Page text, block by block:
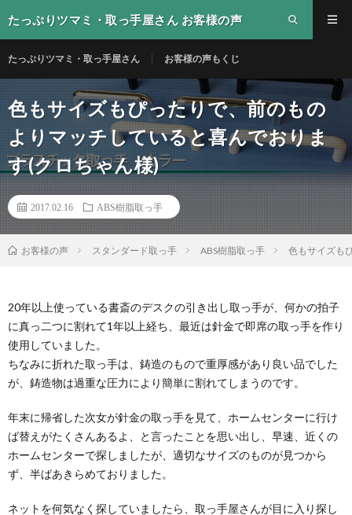
たっぷりツマミ・取っ手屋さん お客様の声
たっぷりツマミ・取っ手屋さん お客様の声もくじ
色もサイズもぴったりで、前のもの
よりマッチしていると喜んでおりま
す(クロちゃん様)
2017.02.16 ABS樹脂取っ手
お客様の声 スタンダード取っ手 ABS樹脂取っ手 色もサイズも
20年以上使っている書斎のデスクの引き出し取っ手が、何かの拍子
に真っ二つに割れて1年以上経ち、最近は針金で即席の取っ手を作り
使用していました。
ちなみに折れた取っ手は、鋳造のもので重厚感があり良い品でした
が、鋳造物は過重な圧力により簡単に割れてしまうのです。
年末に帰省した次女が針金の取っ手を見て、ホームセンターに行け
ば替えがたくさんあるよ、と言ったことを思い出し、早速、近くの
ホームセンターで探しましたが、適切なサイズのものが見つから
ず、半ばあきらめておりました。
ネットを何気なく探していましたら、取っ手屋さんが目に入り探し